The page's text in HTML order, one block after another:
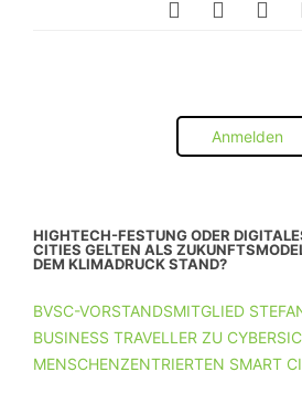
Anmelden
HIGHTECH-FESTUNG ODER
CITIES GELTEN ALS
DEM KLIMADRUCK STAND?
BVSC-VORSTANDSMITGLIED
BUSINESS TRAVELLER ZU
MENSCHENZENTRIERTEN SMART